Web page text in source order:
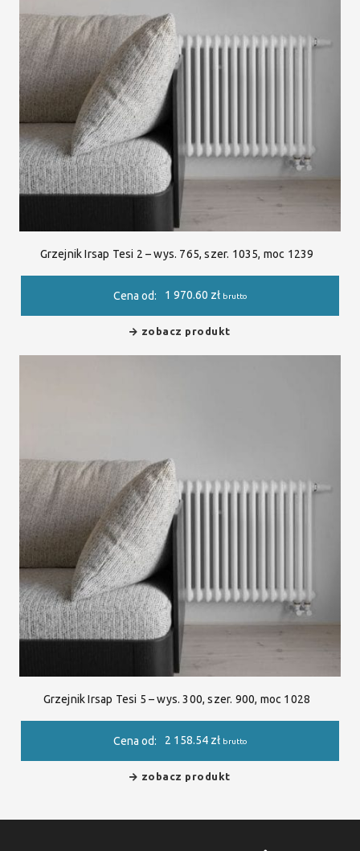
Grzejnik Irsap Tesi 2 – wys. 765, szer. 1035, moc 1239
Cena od: 1 970.60 zł brutto
zobacz produkt
Grzejnik Irsap Tesi 5 – wys. 300, szer. 900, moc 1028
Cena od: 2 158.54 zł brutto
zobacz produkt